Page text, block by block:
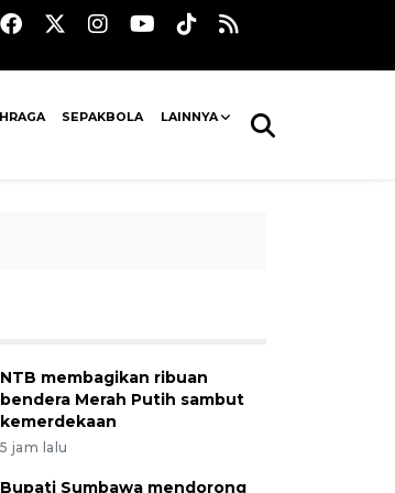
SEPAKBOLA LAINNYA
NTB membagikan ribuan
bendera Merah Putih sambut
kemerdekaan
5 jam lalu
Bupati Sumbawa mendorong